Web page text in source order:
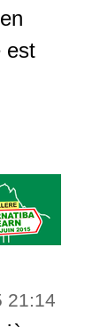
est
21:14